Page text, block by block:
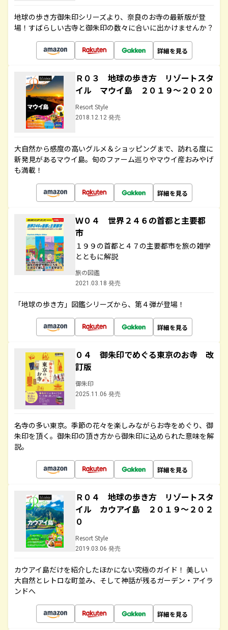
地球の歩き方御朱印シリーズより、奈良のお寺の最新版が登
場！すばらしい古寺と御朱印の数々に合いに出かけませんか？
詳細を見る
Ｒ０３ 地球の歩き方 リゾートスタ
イル マウイ島 ２０１９～２０２０
Resort Style
2018.12.12 発売
大自然から感度の高いグルメ＆ショッピングまで、訪れる度に
新発見があるマウイ島。旬のファーム巡りやマウイ産おみやげ
も満載！
詳細を見る
Ｗ０４ 世界２４６の首都と主要都
市
１９９の首都と４７の主要都市を旅の雑学
とともに解説
旅の図鑑
2021.03.18 発売
「地球の歩き方」図鑑シリーズから、第４弾が登場！
詳細を見る
０４ 御朱印でめぐる東京のお寺 改
訂版
御朱印
2025.11.06 発売
名寺の多い東京。季節の花々を楽しみながらお寺をめぐり、御
朱印を頂く。御朱印の頂き方から御朱印に込められた意味を解
説。
詳細を見る
Ｒ０４ 地球の歩き方 リゾートスタ
イル カウアイ島 ２０１９～２０２
０
Resort Style
2019.03.06 発売
カウアイ島だけを紹介したほかにない究極のガイド！ 美しい
大自然とレトロな町並み、そして神話が残るガーデン・アイラ
ンドへ
詳細を見る